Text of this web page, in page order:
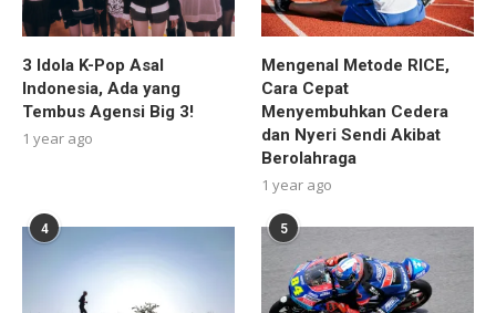
3 Idola K-Pop Asal
Indonesia, Ada yang
Tembus Agensi Big 3!
1 year ago
Mengenal Metode RICE,
Cara Cepat
Menyembuhkan Cedera
dan Nyeri Sendi Akibat
Berolahraga
1 year ago
4 5